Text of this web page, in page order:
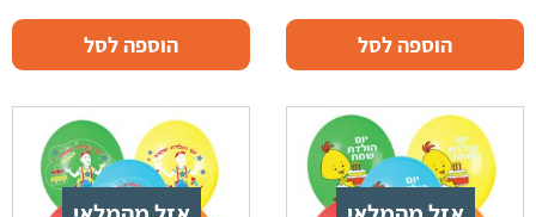
הוספה לסל הוספה לסל